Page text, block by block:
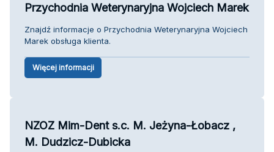
Przychodnia Weterynaryjna Wojciech Marek
Znajdź informacje o Przychodnia Weterynaryjna Wojciech
Marek obsługa klienta.
Więcej informacji
NZOZ Mim-Dent s.c. M. Jeżyna-Łobacz ,
M. Dudzicz-Dubicka